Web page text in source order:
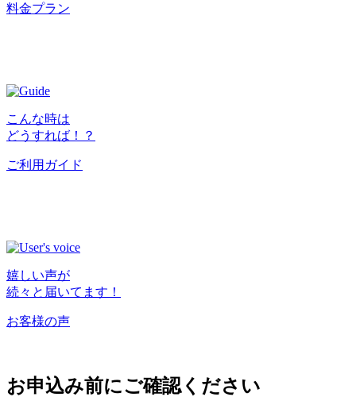
料金プラン
こんな時は
どうすれば！？
ご利用ガイド
嬉しい声が
続々と届いてます！
お客様の声
お申込み前にご確認ください